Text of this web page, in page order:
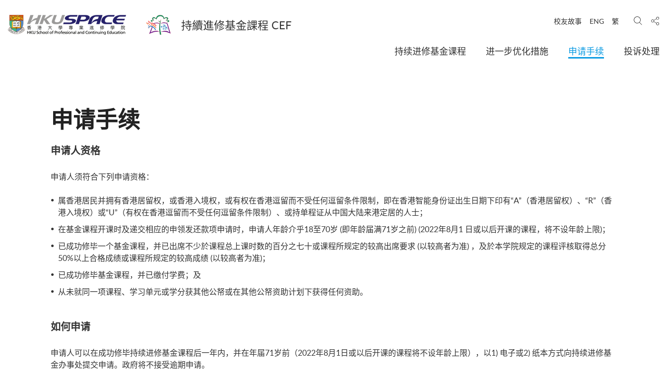
持續進修基金課程 CEF 校友故事 ENG 繁 搜寻 分
持续进修基金课程 进一步优化措施 申请手续 投诉处理
申请手续
申请人资格
申请人须符合下列申请资格：
属香港居民并拥有香港居留权，或香港入境权，或有权在香港逗留而不受任何逗留条件限制，即在香港智能身份证出生日期下印有“A”（香港居留权）、“R”（香
港入境权）或“U”（有权在香港逗留而不受任何逗留条件限制）、或持单程证从中国大陆来港定居的人士；
在基金课程开课时及递交相应的申领发还款项申请时，申请人年龄介乎18至70岁 (即年龄届满71岁之前) (2022年8月1 日或以后开课的课程，将不设年龄上限)；
已成功修毕一个基金课程，并已出席不少於课程总上课时数的百分之七十或课程所规定的较高出席要求 (以较高者为准) ，及於本学院规定的课程评核取得总分
50%以上合格成绩或课程所规定的较高成绩 (以较高者为准)；
已成功修毕基金课程，并已缴付学费；及
从未就同一项课程、学习单元或学分获其他公帑或在其他公帑资助计划下获得任何资助。​​
如何申请
申请人可以在成功修毕持续进修基金课程后一年内，并在年届71岁前（2022年8月1日或以后开课的课程将不设年龄上限），以1) 电子或2) 纸本方式向持续进修基
金办事处提交申请。政府将不接受逾期申请。